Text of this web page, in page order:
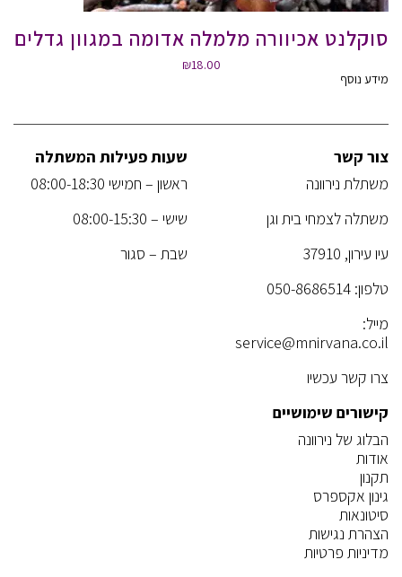
סוקלנט אכיוורה מלמלה אדומה במגוון גדלים
₪18.00
מידע נוסף
צור קשר
משתלת נירוונה
משתלה לצמחי בית וגן
עיו עירון, 37910
טלפון: 050-8686514
מייל:
service@mnirvana.co.il
צרו קשר עכשיו
שעות פעילות המשתלה
ראשון – חמישי 08:00-18:30
שישי – 08:00-15:30
שבת – סגור
קישורים שימושיים
הבלוג של נירוונה
אודות
תקנון
גינון אקספרס
סיטונאות
הצהרת נגישות
מדיניות פרטיות